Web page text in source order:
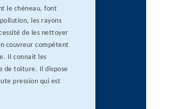
le chéneau, font
les rayons
de les nettoyer
couvreur compétent
Il connait les
de toiture. Il dispose
pression qui est